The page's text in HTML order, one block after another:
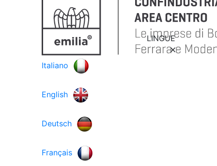
LINGUE
Italiano
English
Deutsch
Français